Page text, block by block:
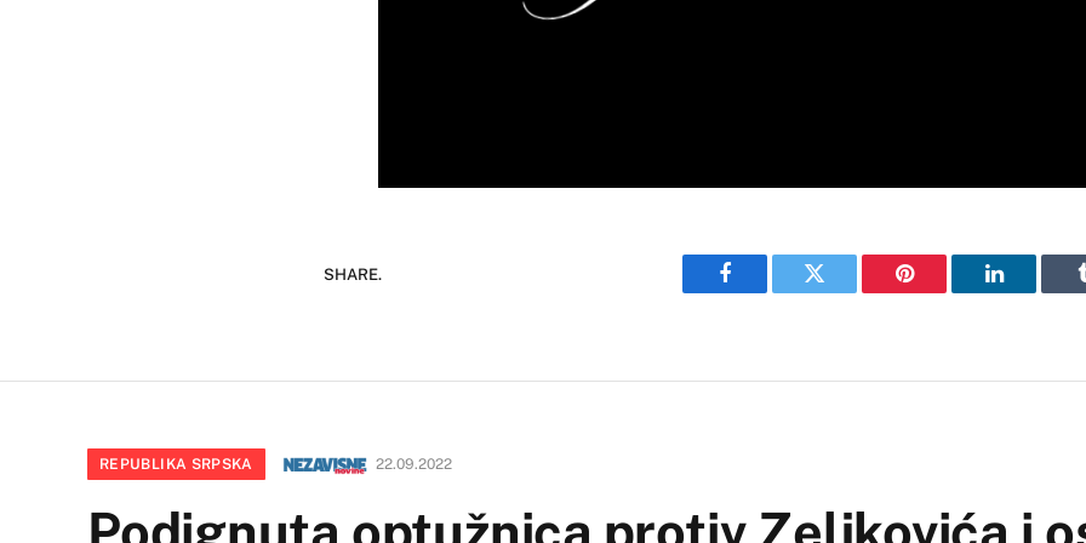
SHARE.
Facebook Twitter Pinterest LinkedIn
REPUBLIKA SRPSKA 22.09.2022